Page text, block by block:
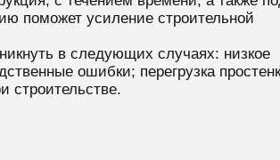
поможет усиление строительной
в следующих случаях: низкое
ошибки; перегрузка
строительстве.